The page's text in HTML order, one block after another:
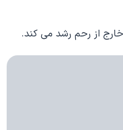
از رحم رشد می کند.